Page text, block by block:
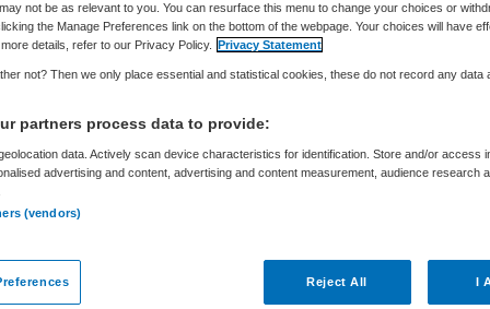
Skipr Redactie 27 januari 2010,18:57 31 keer gelezen
Ziekenhuis in Delfzijl neemt incidenteel toch
op. Voorzitter van de raad van bestuur Jan
voor kinderen die een kleine operatie moeten
moet nog zijn akkoord geven. Dat
not be as relevant to you. You can resurface this menu to change your choices or
the Manage Preferences link on the bottom of the webpage. Your choices will have
details, refer to our Privacy Policy.
Privacy Statement
not? Then we only place essential and statistical cookies, these do not record any data
partners process data to provide:
data. Actively scan device characteristics for identification. Store and/or access
advertising and content, advertising and content measurement, audience research
(vendors)
Reject All I